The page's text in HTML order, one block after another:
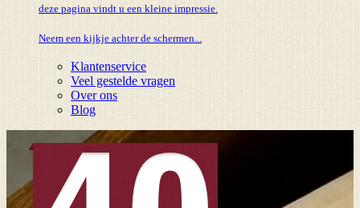
deze pagina vindt u een kleine impressie.
Neem een kijkje achter de schermen...
Klantenservice
Veel gestelde vragen
Over ons
Blog